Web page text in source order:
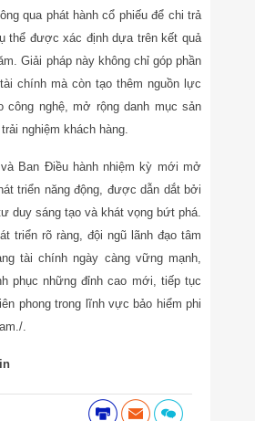
qua phát hành cổ phiếu để chi trả
thể được xác định dựa trên kết quả
Giải pháp này không chỉ góp phần
chính mà còn tạo thêm nguồn lực
công nghệ, mở rộng danh mục sản
nghiệm khách hàng.
và Ban Điều hành nhiệm kỳ mới mở
triển năng động, được dẫn dắt bởi
duy sáng tạo và khát vọng bứt phá.
triển rõ ràng, đội ngũ lãnh đạo tâm
tài chính ngày càng vững mạnh,
phục những đỉnh cao mới, tiếp tục
phong trong lĩnh vực bảo hiểm phi
.